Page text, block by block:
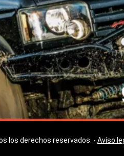
los derechos reservados. - Aviso